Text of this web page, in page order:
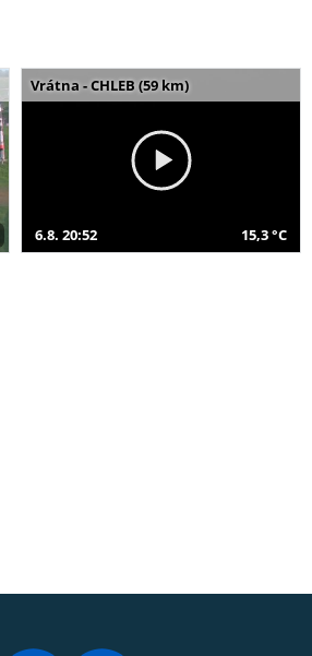
Vrátna - CHLEB (59 km)
6.8. 20:52 15,3 °C